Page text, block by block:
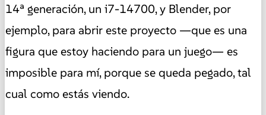
14ª generación, un i7-14700, y Blender, por
ejemplo, para abrir este proyecto —que es una
figura que estoy haciendo para un juego— es
imposible para mí, porque se queda pegado, tal
cual como estás viendo.